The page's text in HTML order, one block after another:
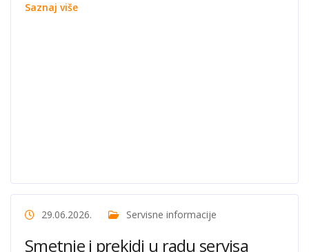
Saznaj više
29.06.2026. Servisne informacije
Smetnje i prekidi u radu servisa